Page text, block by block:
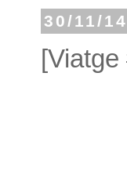
30/11/14